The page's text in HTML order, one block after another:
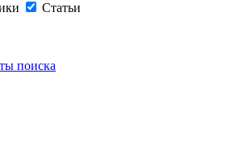
Статьи
поиска